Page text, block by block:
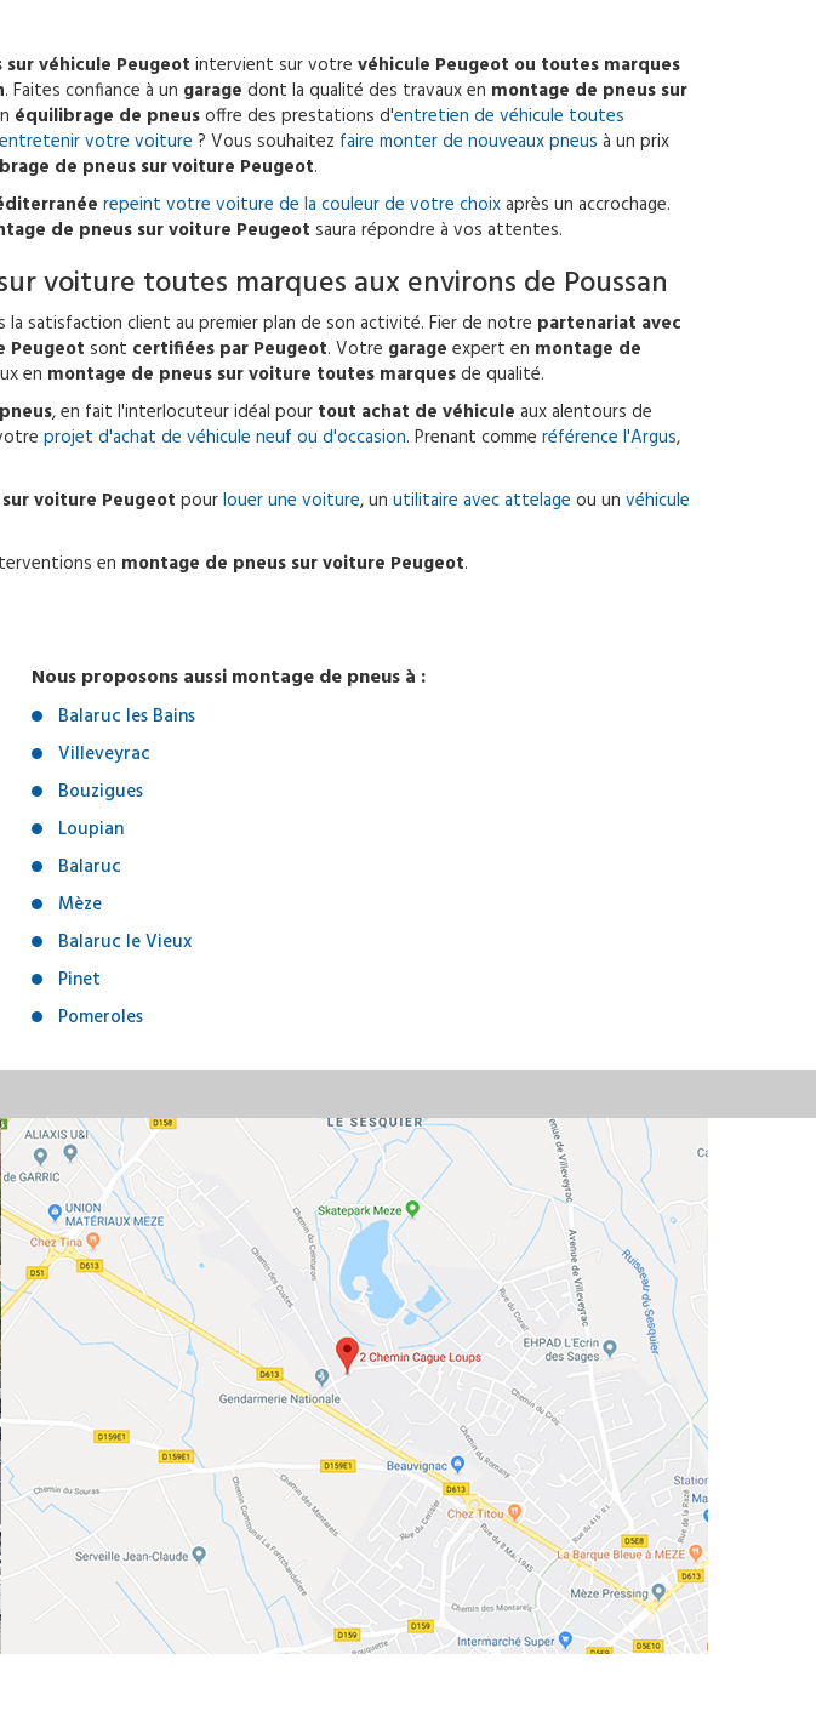
véhicule Peugeot intervient sur votre véhicule Peugeot ou toutes marques
. Faites confiance à un garage dont la qualité des travaux en montage de pneus sur
équilibrage de pneusoffre des prestations d'entretien de véhicule toutes
votre voiture ? Vous souhaitez faire monter de nouveaux pneus à un prix
de pneus sur voiture Peugeot.
repeint votre voiture de la couleur de votre choixaprès un accrochage.
de pneus sur voiture Peugeot saura répondre à vos attentes.
voiture toutes marques aux environs de Poussan
la satisfaction client au premier plan de son activité. Fier de notre partenariat avec
Peugeot sont certifiées par Peugeot. Votre garage expert en montage de
en montage de pneus sur voiture toutes marquesde qualité.
, en fait l'interlocuteur idéal pour tout achat de véhicule aux alentours de
projet d'achat de véhicule neuf ou d'occasion. Prenant comme référence l'Argus,
voiture Peugeot pourlouer une voiture, un utilitaire avec attelage ou un véhicule
en montage de pneus sur voiture Peugeot.
Nous proposons aussi montage de pneus à :
Balaruc les Bains
Villeveyrac
Bouzigues
Loupian
Balaruc
Mèze
Balaruc le Vieux
Pinet
Pomeroles